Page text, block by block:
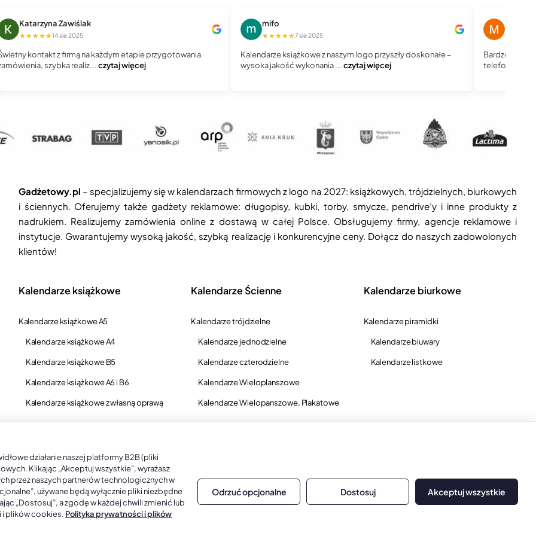
Katarzyna Zawiślak
★★★★★14 sie 2025
Świetny kontakt z firmą na każdym etapie przygotowania
zamówienia, szybka realiz...czytaj więcej
mifo
★★★★★7 sie 2025
Kalendarze książkowe z naszym logo przyszły doskonałe –
wysoka jakość wykonania ...czytaj więcej
Bardzo dobry
telefoniczny,
Gadżetowy.pl – specjalizujemy się w kalendarzach firmowych z logo na 2027: książkowych, trójdzielnych, biurkowych
i ściennych. Oferujemy także gadżety reklamowe: długopisy, kubki, torby, smycze, pendrive’y i inne produkty z
nadrukiem. Realizujemy zamówienia online z dostawą w całej Polsce. Obsługujemy firmy, agencje reklamowe i
instytucje. Gwarantujemy wysoką jakość, szybką realizację i konkurencyjne ceny. Dołącz do naszych zadowolonych
klientów!
Kalendarze książkowe
Kalendarze książkowe A5
Kalendarze książkowe A4
Kalendarze książkowe B5
Kalendarze książkowe A6 i B6
Kalendarze książkowe z własną oprawą
Kalendarze Ścienne
Kalendarze trójdzielne
Kalendarze jednodzielne
Kalendarze czterodzielne
Kalendarze Wieloplanszowe
Kalendarze Wielopanszowe, Plakatowe
Kalendarze biurkowe
Kalendarze piramidki
Kalendarze biuwary
Kalendarze listkowe
hurtowej B2B
działanie naszej platformy B2B (pliki
Klikając „Akceptuj wszystkie”, wyrażasz
przez naszych partnerów technologicznych w
używane będą wyłącznie pliki niezbędne
„Dostosuj”, a zgodę w każdej chwili zmienić lub
i plików cookies. Polityka prywatności i plików
Odrzuć opcjonalne Dostosuj Akceptuj wszystkie